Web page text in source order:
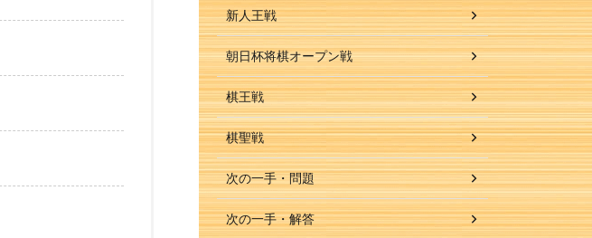
新人王戦
朝日杯将棋オープン戦
棋王戦
棋聖戦
次の一手・問題
次の一手・解答